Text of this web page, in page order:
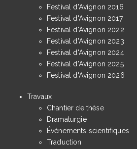
Festival d'Avignon 2016
Festival d'Avignon 2017
Festival d'Avignon 2022
Festival d'Avignon 2023
Festival d'Avignon 2024
Festival d'Avignon 2025
Festival d'Avignon 2026
Travaux
Chantier de thèse
Dramaturgie
Événements scientifiques
Traduction